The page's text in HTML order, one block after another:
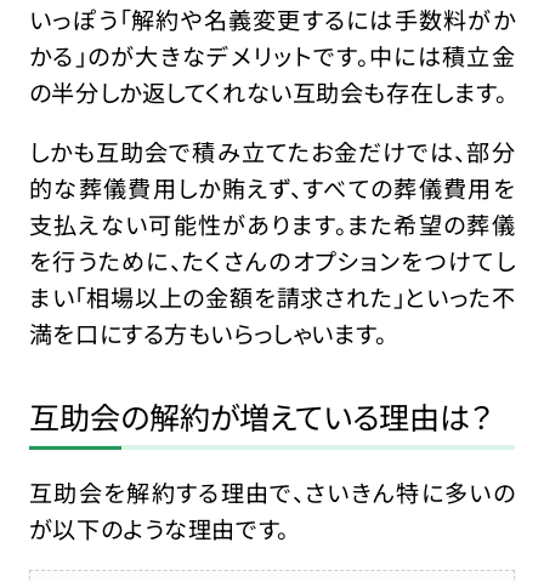
いっぽう「解約や名義変更するには手数料がか
かる」のが大きなデメリットです。中には積立金
の半分しか返してくれない互助会も存在します。
しかも互助会で積み立てたお金だけでは、部分
的な葬儀費用しか賄えず、すべての葬儀費用を
支払えない可能性があります。また希望の葬儀
を行うために、たくさんのオプションをつけてし
まい「相場以上の金額を請求された」といった不
満を口にする方もいらっしゃいます。
互助会の解約が増えている理由は？
互助会を解約する理由で、さいきん特に多いの
が以下のような理由です。